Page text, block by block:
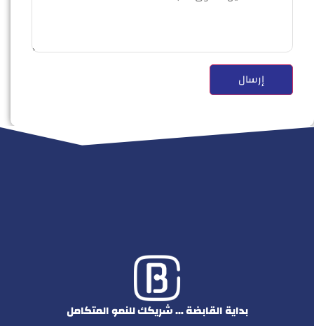
بداية القابضة … شريكك للنمو المتكامل